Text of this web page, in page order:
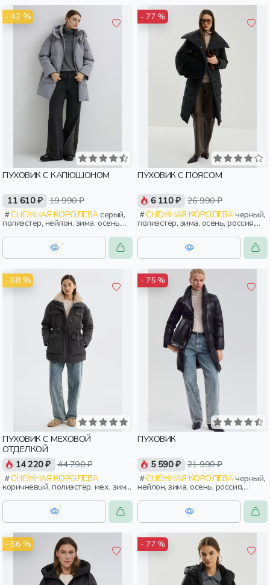
- 42 %
ПУХОВИК С КАПЮШОНОМ
11 610 ₽ 19 990 ₽
СНЕЖНАЯ КОРОЛЕВАсерый,
полиэстер, нейлон, зима, осень,
россия, прямые, удлиненные,
капюшон, застежка, утепленные,
стеганые, прорези, карман,
воротник, воротник-стойка,
- 77 %
ПУХОВИК С ПОЯСОМ
6 110 ₽ 26 990 ₽
СНЕЖНАЯ КОРОЛЕВАчерный,
полиэстер, зима, осень, россия,
застежка, приталенные, кнопки,
прорези, карман, воротник, пояс,
объемные, женщины, взрослые
- 68 %
ПУХОВИК С МЕХОВОЙ
ОТДЕЛКОЙ
14 220 ₽ 44 790 ₽
СНЕЖНАЯ КОРОЛЕВА
коричневый, полиэстер, мех, зима,
осень, россия, застежка,
утепленные, приталенные, ворот,
кнопки, прорези, карман, кулиска,
воротник, пояс, женщины,
- 75 %
ПУХОВИК
5 590 ₽ 21 990 ₽
СНЕЖНАЯ КОРОЛЕВАчерный,
нейлон, зима, осень, россия,
прямые, застежка, утепленные,
кнопки, прорези, карман,
воротник, объемные, воротник-
стойка, женщины, взрослые
- 66 %
- 77 %